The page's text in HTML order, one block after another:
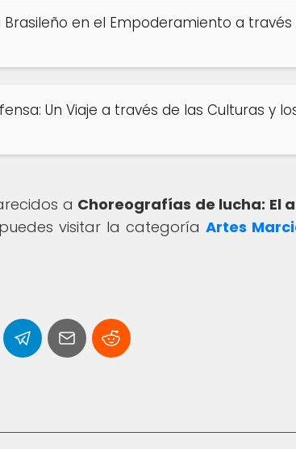
Brasileño en el Empoderamiento a través
Un Viaje a través de las Culturas y
a Choreografías de lucha: El
puedes visitar la categoríaArtes